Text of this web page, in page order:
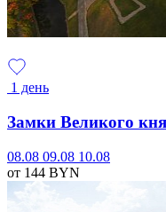
1 день
Замки Великого
08.08 09.08 10.08
от 144 BYN